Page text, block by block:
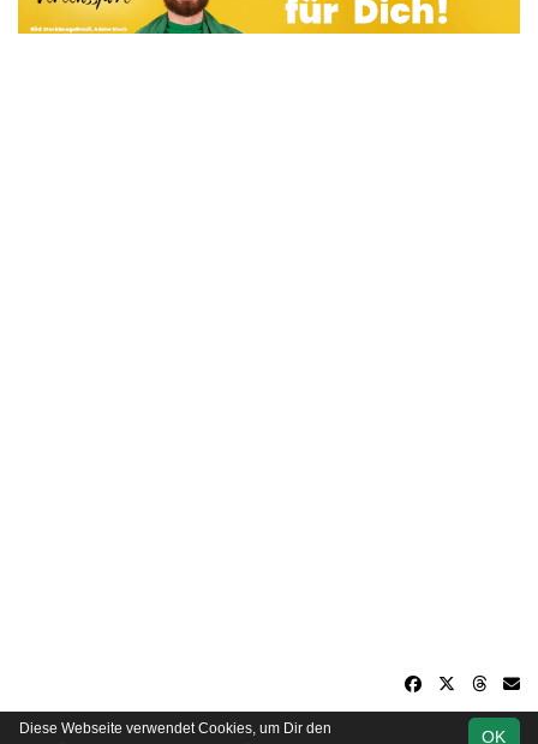
OK
Diese Webseite verwendet Cookies, um Dir den